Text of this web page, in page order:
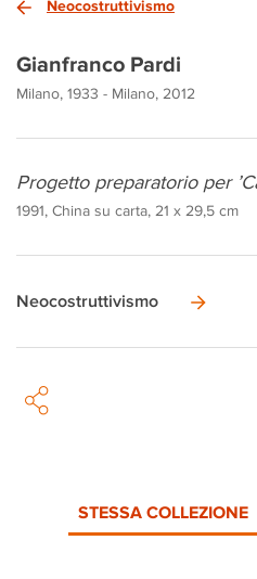
Neocostruttivismo
Gianfranco Pardi
Milano, 1933 - Milano, 2012
Progetto preparatorio per
1991, China su carta, 21 x 29,5 cm
Neocostruttivismo
STESSA COLLEZIONE